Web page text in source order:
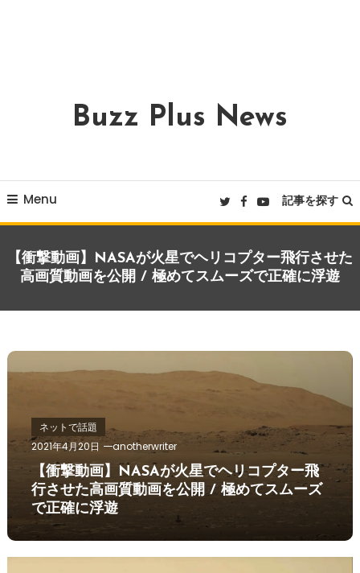
Buzz Plus News
Menu 記事を探す
【衝撃動画】NASAが火星でヘリコプター飛行させた
高画質動画を公開 / 極めてスムーズで正確に浮遊
ネットで話題
2021年4月20日
anotherwriter
【衝撃動画】NASAが火星でヘリコプター飛
行させた高画質動画を公開 / 極めてスムーズ
で正確に浮遊